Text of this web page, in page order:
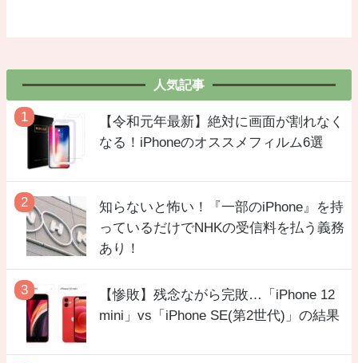
人気記事
【令和元年最新】絶対に画面が割れなく
なる！iPhoneのオススメフィルム6選
知らないと怖い！『一部のiPhone』を持
っているだけでNHKの受信料を払う義務
あり！
【惨敗】残念ながら完敗…「iPhone 12
mini」vs「iPhone SE(第2世代)」の結果